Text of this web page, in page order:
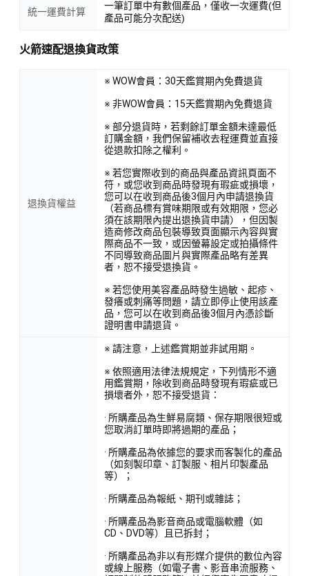
統一運費計算
一筆訂單中有數個產品，僅收一次運費(但
產品可能分次配送)
火箭速配退換貨政策
退換貨權益
※ WOW會員：30天鑑賞期內免費退貨
※ 非WOW會員：15天鑑賞期內免費退貨
※ 部分退貨時，若剩餘訂單金額未達最低
訂購金額，我們保留補收去程運費並直接
從退款扣除之權利。
※ 若您實際收到的商品與產品資訊頁面不
符，或您收到商品時發現有瑕疵或損壞，
您可以在收到商品後3個月內申請退換貨
（若商品標有賞味期限或有效期限，您必
須在該期限內提出退換貨申請），但因製
造商修改商品包裝導致頁面顯示內容與實
際商品不一致，或因螢幕設定或拍攝條件
不同導致商品圖片與實際產品略有差異
者，恕不接受退換貨。
※ 若您使用美容產品時發生過敏、起疹、
發癢或刺痛等問題，請立即停止使用該產
品，您可以在收到商品後3個月內憑診斷
證明書申請退貨。
※ 請注意，上述鑑賞期並非試用期。
※ 依照適用法律法規規定，下列情形不適
用鑑賞期，除收到商品時發現有瑕疵或已
損壞者外，恕不接受退貨：
· 所購產品為生鮮易腐類、保存期限很短或
您取消訂單時即將過期的產品；
· 所購產品為依據您的要求而客製化的產品
（如刻製印章、訂製服、相片印製產品
等）；
· 所購產品為報紙、期刊或雜誌；
· 所購產品為影音商品或電腦軟體（如
CD、DVD等）且已拆封；
· 所購產品為非以有形媒介提供的數位內容
或線上服務（如電子書、影音串流服務、